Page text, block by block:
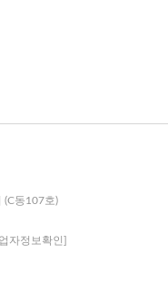
(C동107호)
자정보확인]